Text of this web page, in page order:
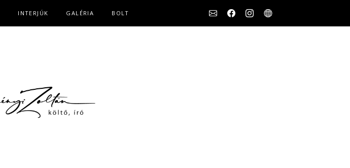
INTERJÚK GALÉRIA BOLT